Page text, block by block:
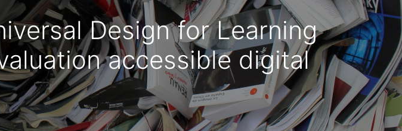
Design for Learning
accessible digital